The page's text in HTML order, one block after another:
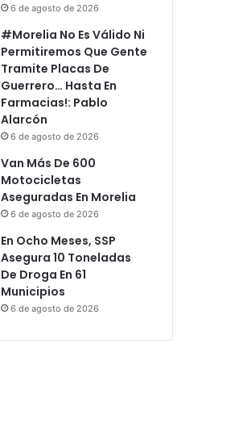
6 de agosto de 2026
#Morelia No Es Válido Ni
Permitiremos Que Gente
Tramite Placas De
Guerrero… Hasta En
Farmacias!: Pablo
Alarcón
6 de agosto de 2026
Van Más De 600
Motocicletas
Aseguradas En Morelia
6 de agosto de 2026
En Ocho Meses, SSP
Asegura 10 Toneladas
De Droga En 61
Municipios
6 de agosto de 2026